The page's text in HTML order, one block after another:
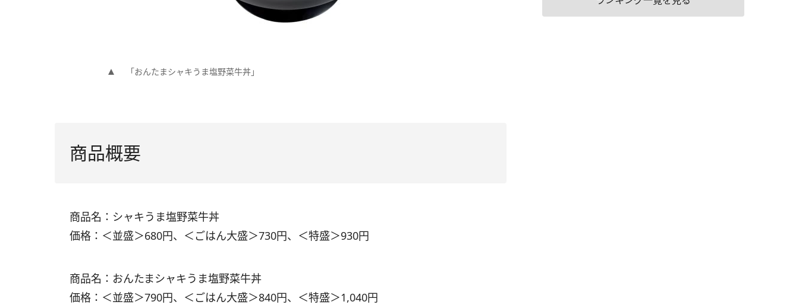
「おんたまシャキうま塩野菜牛丼」
商品概要
商品名：シャキうま塩野菜牛丼
価格：＜並盛＞680円、＜ごはん大盛＞730円、＜特盛＞930円
商品名：おんたまシャキうま塩野菜牛丼
価格：＜並盛＞790円、＜ごはん大盛＞840円、＜特盛＞1,040円